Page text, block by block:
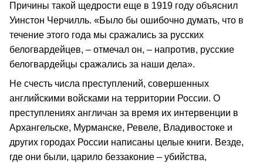
Причины такой щедрости еще в 1919 году объяснил
Уинстон Черчилль. «Было бы ошибочно думать, что в
течение этого года мы сражались за русских
белогвардейцев, – отмечал он, – напротив, русские
белогвардейцы сражались за наши дела».
Не счесть числа преступлений, совершенных
английскими войсками на территории России. О
преступлениях англичан за время их интервенции в
Архангельске, Мурманске, Ревеле, Владивостоке и
других городах России написаны целые книги. Везде,
где они были, царило беззаконие – убийства,